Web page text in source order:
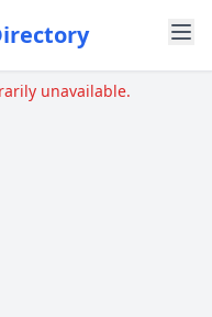
unavailable.